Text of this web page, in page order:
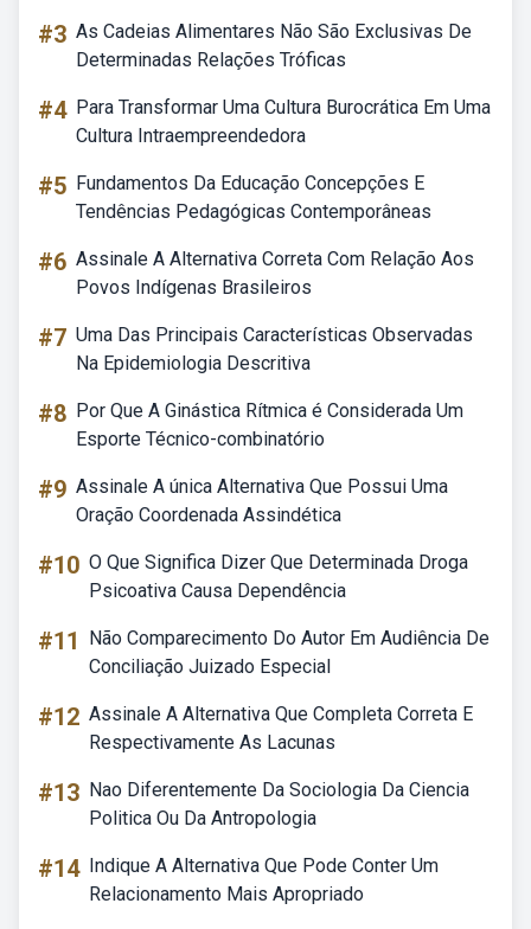
#3 As Cadeias Alimentares Não São Exclusivas De
Determinadas Relações Tróficas
#4 Para Transformar Uma Cultura Burocrática Em Uma
Cultura Intraempreendedora
#5 Fundamentos Da Educação Concepções E
Tendências Pedagógicas Contemporâneas
#6 Assinale A Alternativa Correta Com Relação Aos
Povos Indígenas Brasileiros
#7 Uma Das Principais Características Observadas
Na Epidemiologia Descritiva
#8 Por Que A Ginástica Rítmica é Considerada Um
Esporte Técnico-combinatório
#9 Assinale A única Alternativa Que Possui Uma
Oração Coordenada Assindética
#10 O Que Significa Dizer Que Determinada Droga
Psicoativa Causa Dependência
#11
Não Comparecimento Do Autor Em Audiência De
Conciliação Juizado Especial
#12 Assinale A Alternativa Que Completa Correta E
Respectivamente As Lacunas
#13 Nao Diferentemente Da Sociologia Da Ciencia
Politica Ou Da Antropologia
#14 Indique A Alternativa Que Pode Conter Um
Relacionamento Mais Apropriado